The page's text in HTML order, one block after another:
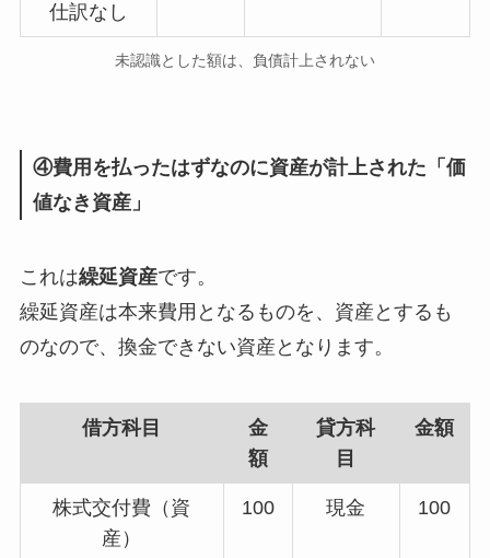
仕訳なし
未認識とした額は、負債計上されない
④費用を払ったはずなのに資産が計上された「価
値なき資産」
これは繰延資産です。
繰延資産は本来費用となるものを、資産とするも
のなので、換金できない資産となります。
借方科目
金
額
貸方科
目
金額
株式交付費（資
産）
100 現金 100